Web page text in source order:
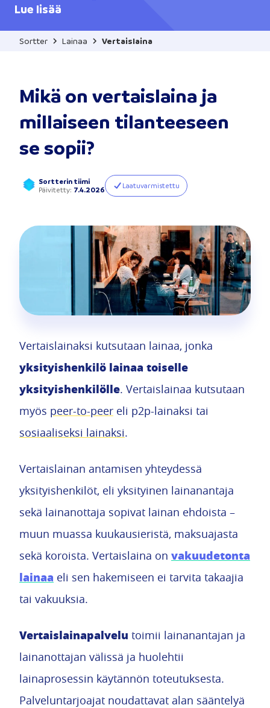
Lue lisää
Sortter Lainaa Vertaislaina
Mikä on vertaislaina ja
millaiseen tilanteeseen
se sopii?
Sortterin tiimi
Päivitetty: 7.4.2026 Laatuvarmistettu
Vertaislainaksi kutsutaan lainaa, jonka
yksityishenkilö lainaa toiselle
yksityishenkilölle. Vertaislainaa kutsutaan
myös peer-to-peer eli p2p-lainaksi tai
sosiaaliseksi lainaksi.
Vertaislainan antamisen yhteydessä
yksityishenkilöt, eli yksityinen lainanantaja
sekä lainanottaja sopivat lainan ehdoista –
muun muassa kuukausieristä, maksuajasta
sekä koroista. Vertaislaina on vakuudetonta
lainaa eli sen hakemiseen ei tarvita takaajia
tai vakuuksia.
Vertaislainapalvelu toimii lainanantajan ja
lainanottajan välissä ja huolehtii
lainaprosessin käytännön toteutuksesta.
Palveluntarjoajat noudattavat alan sääntelyä